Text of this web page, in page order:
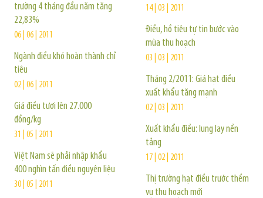
trường 4 tháng đầu năm tăng
22,83%
06 | 06 | 2011
Ngành điều khó hoàn thành chỉ
tiêu
02 | 06 | 2011
Giá điều tươi lên 27.000
đồng/kg
31 | 05 | 2011
Việt Nam sẽ phải nhập khẩu
400 nghìn tấn điều nguyên liệu
30 | 05 | 2011
14 | 03 | 2011
Điều, hồ tiêu tự tin bước vào
mùa thu hoạch
03 | 03 | 2011
Tháng 2/2011: Giá hạt điều
xuất khẩu tăng mạnh
02 | 03 | 2011
Xuất khẩu điều: lung lay nền
tảng
17 | 02 | 2011
Thị trường hạt điều trước thềm
vụ thu hoạch mới